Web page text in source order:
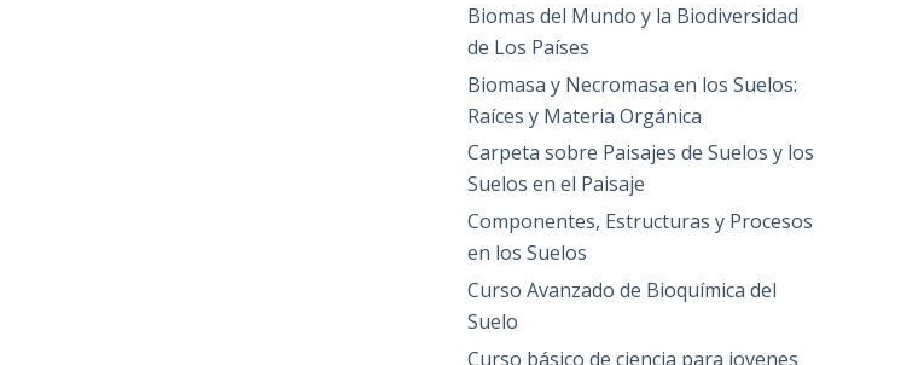
Biomas del Mundo y la Biodiversidad
de Los Países
Biomasa y Necromasa en los Suelos:
Raíces y Materia Orgánica
Carpeta sobre Paisajes de Suelos y los
Suelos en el Paisaje
Componentes, Estructuras y Procesos
en los Suelos
Curso Avanzado de Bioquímica del
Suelo
Curso básico de ciencia para jovenes